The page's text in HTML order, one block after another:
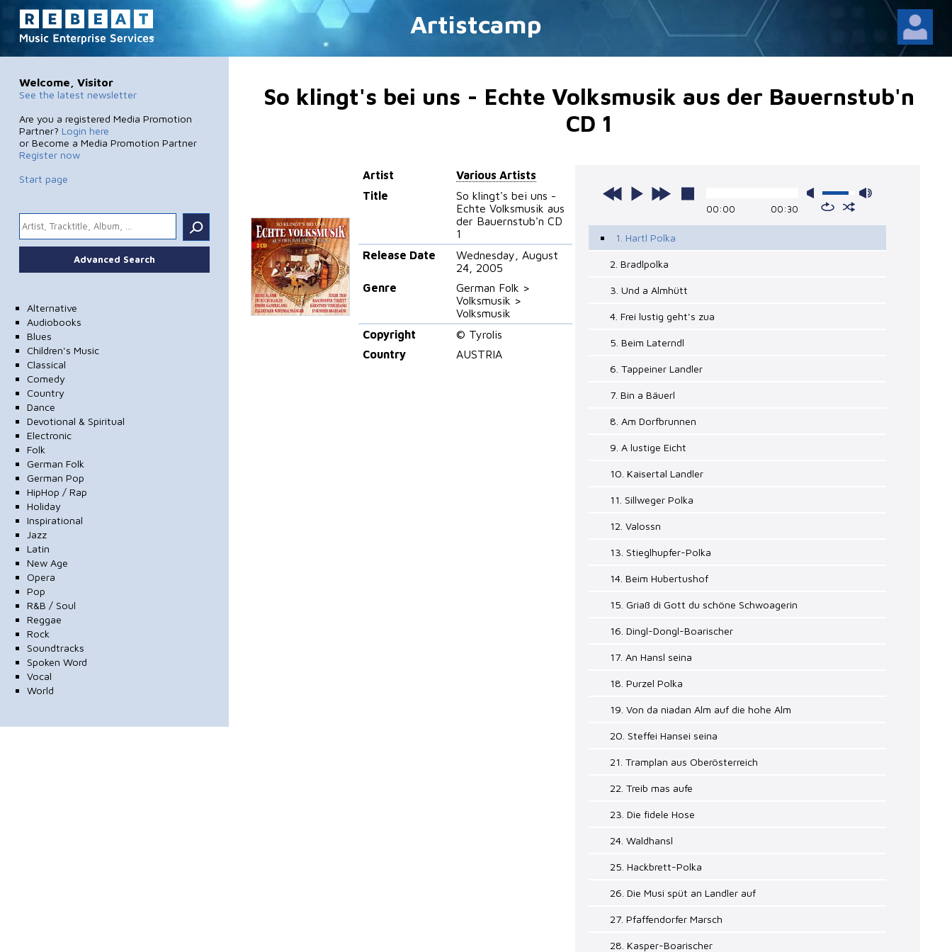
Artistcamp
Welcome, Visitor
See the latest newsletter
Are you a registered Media Promotion
Partner? Login here
or Become a Media Promotion Partner
Register now
Start page
.
Advanced Search
Alternative
Audiobooks
Blues
Children's Music
Classical
Comedy
Country
Dance
Devotional & Spiritual
Electronic
Folk
German Folk
German Pop
HipHop / Rap
Holiday
Inspirational
Jazz
Latin
New Age
Opera
Pop
R&B / Soul
Reggae
Rock
Soundtracks
Spoken Word
Vocal
World
So klingt's bei uns - Echte Volksmusik aus der Bauernstub'n
CD 1
Artist
Various Artists
Title
So klingt's bei uns -
Echte Volksmusik aus
der Bauernstub'n CD
1
Release Date
Wednesday, August
24, 2005
Genre
German Folk >
Volksmusik >
Volksmusik
Copyright
© Tyrolis
Country
AUSTRIA
00:00 00:30
1. Hartl Polka
2. Bradlpolka
3. Und a Almhütt
4. Frei lustig geht's zua
5. Beim Laterndl
6. Tappeiner Landler
7. Bin a Bäuerl
8. Am Dorfbrunnen
9. A lustige Eicht
10. Kaisertal Landler
11. Sillweger Polka
12. Valossn
13. Stieglhupfer-Polka
14. Beim Hubertushof
15. Griaß di Gott du schöne Schwoagerin
16. Dingl-Dongl-Boarischer
17. An Hansl seina
18. Purzel Polka
19. Von da niadan Alm auf die hohe Alm
20. Steffei Hansei seina
21. Tramplan aus Oberösterreich
22. Treib mas aufe
23. Die fidele Hose
24. Waldhansl
25. Hackbrett-Polka
26. Die Musi spüt an Landler auf
27. Pfaffendorfer Marsch
28. Kasper-Boarischer